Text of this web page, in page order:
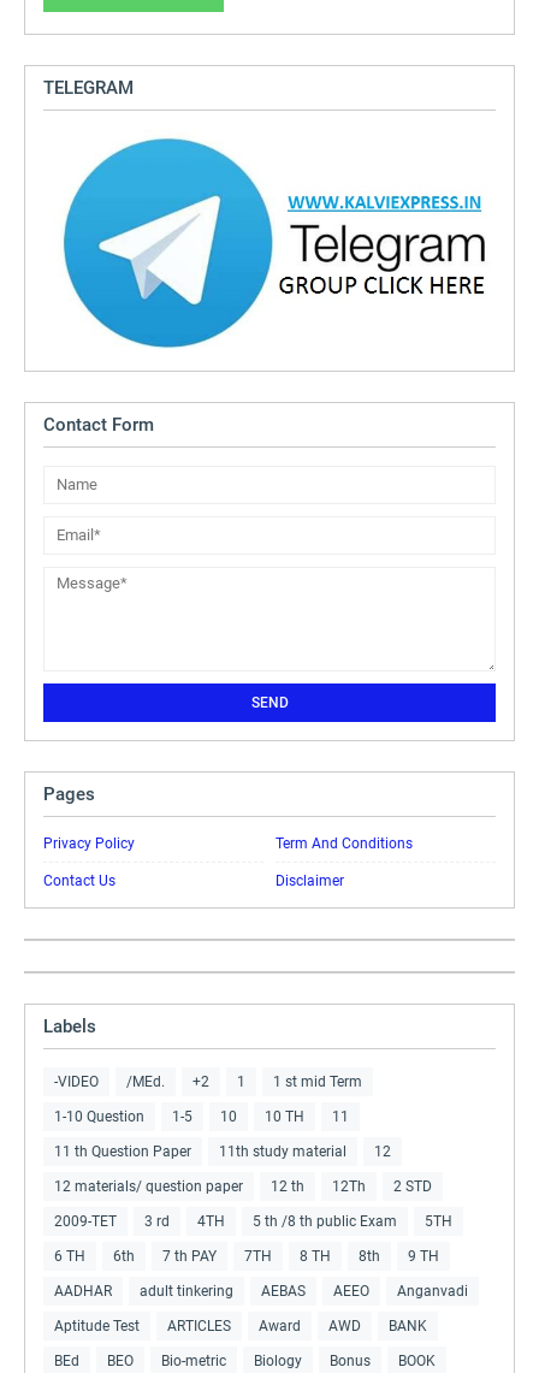
TELEGRAM
Contact Form
Pages
Privacy Policy Term And Conditions
Contact Us Disclaimer
Labels
-VIDEO /MEd. +2 1 1 st mid Term
1-10 Question 1-5 10 10 TH 11
11 th Question Paper 11th study material 12
12 materials/ question paper 12 th 12Th 2 STD
2009-TET 3 rd 4TH 5 th /8 th public Exam 5TH
6 TH 6th 7 th PAY 7TH 8 TH 8th 9 TH
AADHAR adult tinkering AEBAS AEEO Anganvadi
Aptitude Test ARTICLES Award AWD BANK
BEd BEO Bio-metric Biology Bonus BOOK